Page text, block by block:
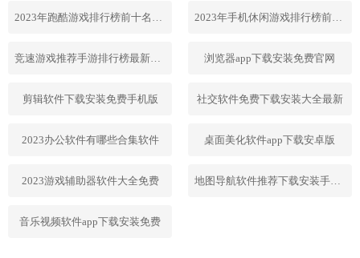
2023年手机休闲游戏排行榜前十名
浏览器app下载安装免费官网
剪辑软件下载安装免费手机版 社交软件免费下载安装大全最新
2023办公软件有哪些合集软件 桌面美化软件app下载安卓版
2023游戏辅助器软件大全免费 地图导航软件推荐下载安装手机版
音乐视频软件app下载安装免费